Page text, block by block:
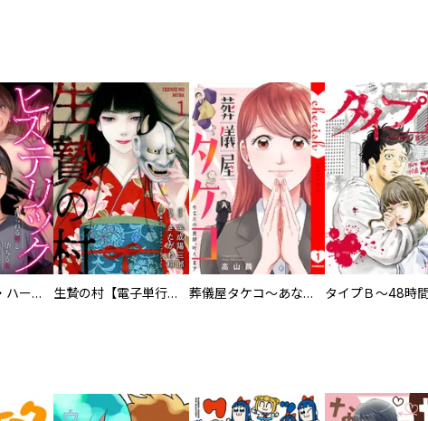
ヒステリック・ハーレム～搾られる男と堕ちる女～【電子単行本版】 生贄の村【電子単行本版】 葬儀屋タケコ～あなたの最期、叶えます【電子単行本版】